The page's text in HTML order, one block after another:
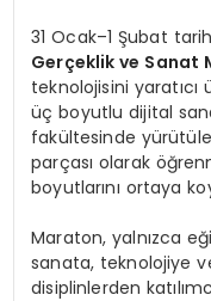
31 Ocak–1 Şubat
Gerçeklik ve Sanat
teknolojisini yaratıcı
üç boyutlu dijital
fakültesinde
parçası olarak
boyutlarını ortaya
Maraton, yalnızca
sanata, teknolojiye
disiplinlerden